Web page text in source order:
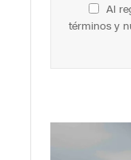
Al
términos y